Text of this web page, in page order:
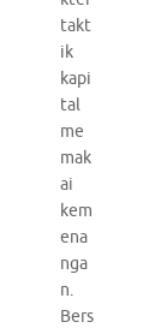
takt
ik
kapi
tal
me
mak
ai
kem
ena
nga
n.
Bers